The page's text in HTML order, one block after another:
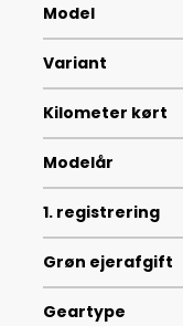
Model
Variant
Kilometer kørt
Modelår
1. registrering
Grøn ejerafgift
Geartype